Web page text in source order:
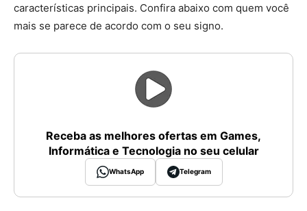
características principais. Confira abaixo com quem você
mais se parece de acordo com o seu signo.
Receba as melhores ofertas em Games,
Informática e Tecnologia no seu celular
WhatsApp Telegram